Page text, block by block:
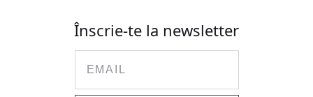
Înscrie-te la newsletter